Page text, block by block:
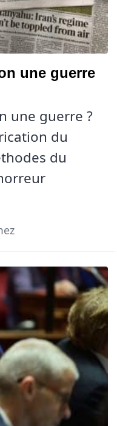
une guerre
une guerre ?
du
du